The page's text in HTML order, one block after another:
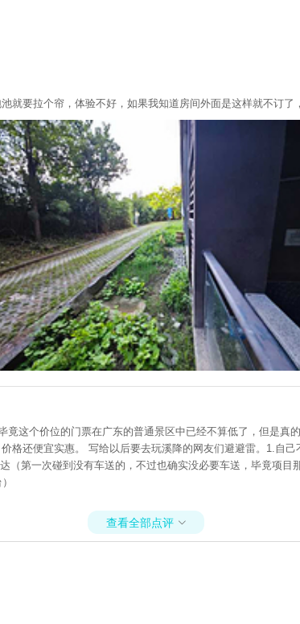
就要拉个帘，体验不好，如果我知道房间外面是这样就不订了
这个价位的门票在广东的普通景区中已经不算低了，但是
还便宜实惠。 写给以后要去玩溪降的网友们避避雷。1.自
第一次碰到没有车送的，不过也确实没必要车送，毕竟项
查看全部点评 